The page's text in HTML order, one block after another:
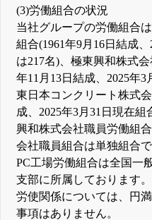
(3)労働組合の状況
当社グループの労働組合
組合(1961年9月16日結成
は217名)、極東興和株式
年11月13日結成、2025年3
東日本コンクリート株式
成、2025年3月31日現在
興和株式会社職員労働組
会社職員組合は単独組合
PC工場労働組合は全国一
支部に所属しております。
労使関係については、円
事項はありません。